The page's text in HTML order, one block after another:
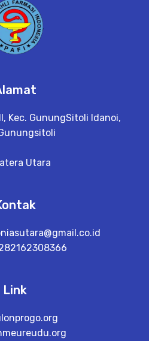
Kec. GunungSitoli Idanoi,
Utara
Link